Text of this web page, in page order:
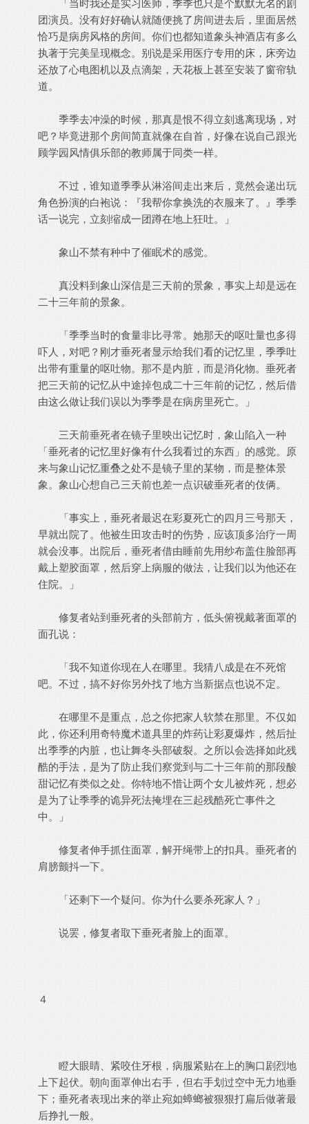
「当时我还是实习医师，季季也只是个默默无名的剧
团演员。没有好好确认就随便挑了房间进去后，里面居然
恰巧是病房风格的房间。你们也都知道象头神酒店有多么
执著于完美呈现概念。别说是采用医疗专用的床，床旁边
还放了心电图机以及点滴架，天花板上甚至安装了窗帘轨
道。
季季去冲澡的时候，那真是恨不得立刻逃离现场，对
吧？毕竟进那个房间简直就像在自首，好像在说自己跟光
顾学园风情俱乐部的教师属于同类一样。
不过，谁知道季季从淋浴间走出来后，竟然会递出玩
角色扮演的白袍说：『我帮你拿换洗的衣服来了。』季季
话一说完，立刻缩成一团蹲在地上狂吐。」
象山不禁有种中了催眠术的感觉。
真没料到象山深信是三天前的景象，事实上却是远在
二十三年前的景象。
「季季当时的食量非比寻常。她那天的呕吐量也多得
吓人，对吧？刚才垂死者显示给我们看的记忆里，季季吐
出带有重量的呕吐物。那不是内脏，而是消化物。垂死者
把三天前的记忆从中途掉包成二十三年前的记忆，然后借
由这么做让我们误以为季季是在病房里死亡。」
三天前垂死者在镜子里映出记忆时，象山陷入一种
「垂死者的记忆里好像有什么我看过的东西」的感觉。原
来与象山记忆重叠之处不是镜子里的某物，而是整体景
象。象山心想自己三天前也差一点识破垂死者的伎俩。
「事实上，垂死者最迟在彩夏死亡的四月三号那天，
早就出院了。他被生田攻击时的伤势，应该顶多治疗一周
就会没事。出院后，垂死者借由睡前先用纱布盖住脸部再
戴上塑胶面罩，然后穿上病服的做法，让我们以为他还在
住院。」
修复者站到垂死者的头部前方，低头俯视戴著面罩的
面孔说：
「我不知道你现在人在哪里。我猜八成是在不死馆
吧。不过，搞不好你另外找了地方当新据点也说不定。
在哪里不是重点，总之你把家人软禁在那里。不仅如
此，你还利用奇特魔术道具里的炸药让彩夏爆炸，然后扯
出季季的内脏，也让舞冬头部破裂。之所以会选择如此残
酷的手法，是为了防止我们察觉到与二十三年前的那段酸
甜记忆有类似之处。你特地不惜让两个女儿被炸死，想必
是为了让季季的诡异死法掩埋在三起残酷死亡事件之
中。」
修复者伸手抓住面罩，解开绳带上的扣具。垂死者的
肩膀颤抖一下。
「还剩下一个疑问。你为什么要杀死家人？」
说罢，修复者取下垂死者脸上的面罩。
４
瞪大眼睛、紧咬住牙根，病服紧贴在上的胸口剧烈地
上下起伏。朝向面罩伸出右手，但右手划过空中无力地垂
下；垂死者表现出来的举止宛如蟑螂被狠狠打扁后做著最
后挣扎一般。